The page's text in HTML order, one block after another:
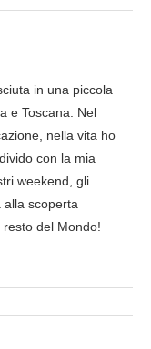
in una piccola
e Toscana. Nel
nella vita ho
con la mia
weekend, gli
alla scoperta
del Mondo!